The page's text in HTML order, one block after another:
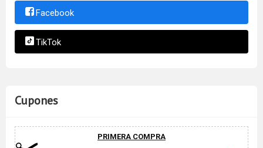
Facebook
TikTok
Cupones
PRIMERA COMPRA